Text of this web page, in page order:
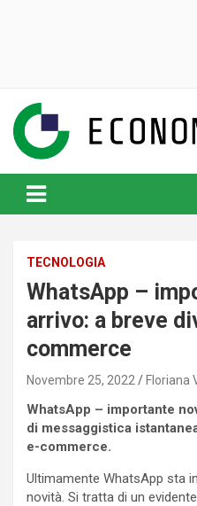
content
TECNOLOGIA
WhatsApp –
arrivo: a breve
commerce
Novembre 25, 2022 Floriana
WhatsApp – importante
di messaggistica
e-commerce.
Ultimamente WhatsApp sta
novità. Si tratta di un